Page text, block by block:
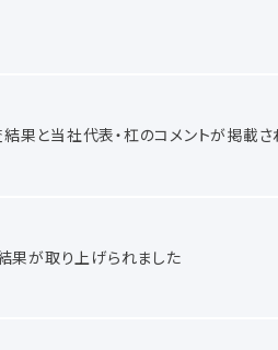
果と当社代表・杠のコメントが掲載
果が取り上げられました